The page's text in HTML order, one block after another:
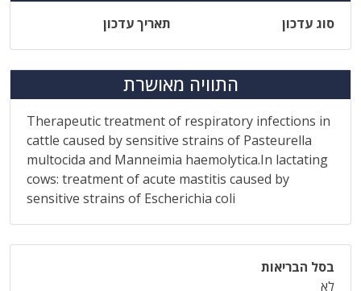
סוג עדכון תאריך עדכון
התוויה מאושרת
Therapeutic treatment of respiratory infections in
cattle caused by sensitive strains of Pasteurella
multocida and Manneimia haemolytica.In lactating
cows: treatment of acute mastitis caused by
sensitive strains of Escherichia coli
בסל הבריאות
לא